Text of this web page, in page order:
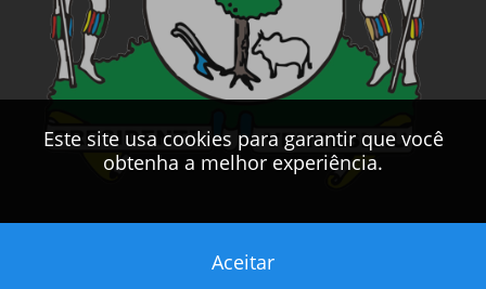
Este site usa cookies para garantir que você
obtenha a melhor experiência.
Aceitar